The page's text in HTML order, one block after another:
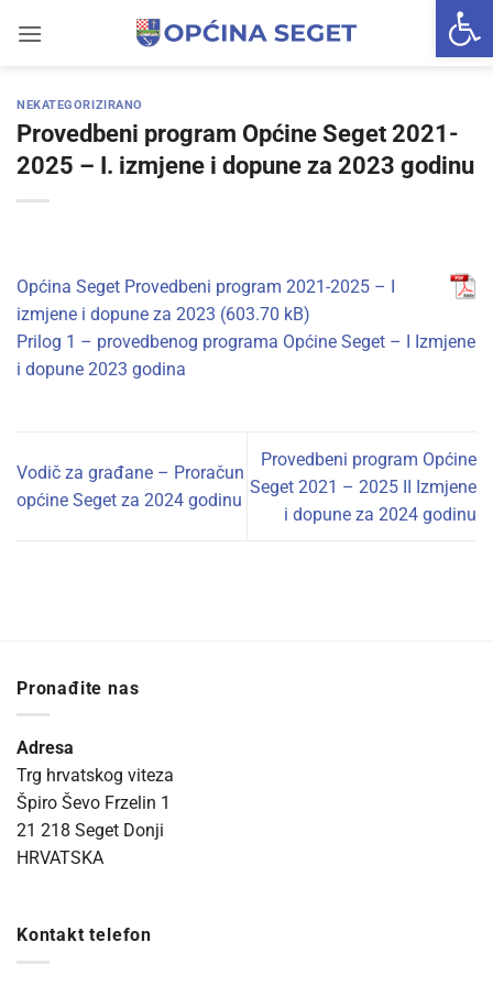
NEKATEGORIZIRANO
Provedbeni program Općine Seget 2021-
2025 – I. izmjene i dopune za 2023 godinu
Općina Seget Provedbeni program 2021-2025 – I
izmjene i dopune za 2023
Prilog 1 – provedbenog programa Općine Seget – I Izmjene
i dopune 2023 godina
Vodič za građane – Proračun
općine Seget za 2024 godinu
Provedbeni program Općine
Seget 2021 – 2025 II Izmjene
i dopune za 2024 godinu
Pronađite nas
Adresa
Trg hrvatskog viteza
Špiro Ševo Frzelin 1
21 218 Seget Donji
HRVATSKA
Kontakt telefon